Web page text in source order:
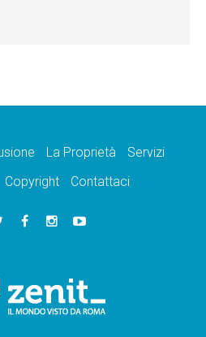
La Proprietà
Servizi
Copyright Contattaci